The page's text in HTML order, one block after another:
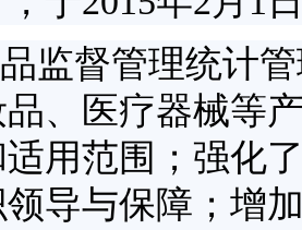
监督管理统计
、医疗器械等
用范围；强化
导与保障；增